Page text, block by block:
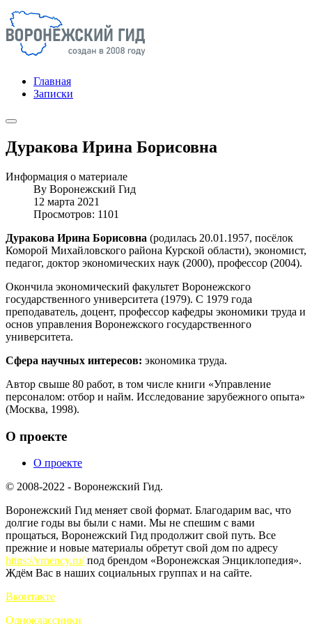
Главная
Записки
Дуракова Ирина Борисовна
Информация о материале
By Воронежский Гид
12 марта 2021
Просмотров: 1101
Дуракова Ирина Борисовна (родилась 20.01.1957, посёлок
Коморой Михайловского района Курской области), экономист,
педагог, доктор экономических наук (2000), профессор (2004).
Окончила экономический факультет Воронежского
государственного университета (1979). С 1979 года
преподаватель, доцент, профессор кафедры экономики труда и
основ управления Воронежского государственного
университета.
Сфера научных интересов: экономика труда.
Автор свыше 80 работ, в том числе книги «Управление
персоналом: отбор и найм. Исследование зарубежного опыта»
(Москва, 1998).
О проекте
О проекте
© 2008-2022 - Воронежский Гид.
Воронежский Гид меняет свой формат. Благодарим вас, что
долгие годы вы были с нами. Мы не спешим с вами
прощаться, Воронежский Гид продолжит свой путь. Все
прежние и новые материалы обретут свой дом по адресу
https://vrnency.ru/под брендом «Воронежская Энциклопедия».
Ждём Вас в наших социальных группах и на сайте.
Вконтакте
Одноклассники